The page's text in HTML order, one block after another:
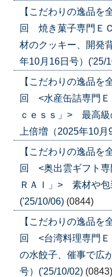
【こだわりの逸品を
回 焼き菓子専門Ｅ
材のクッキー、開発
年10月16日号）('25/
【こだわりの逸品を
回 <水産缶詰専門Ｅ
ｃｅｓｓ」> 最高級
上倍増（2025年10
【こだわりの逸品を
回 <奥出雲ギフト
ＲＡＩ」> 素材や包
('25/10/06) (0844)
【こだわりの逸品を
回 <台湾料理専門
の水餃子、催事で広
号）('25/10/02) (0843)